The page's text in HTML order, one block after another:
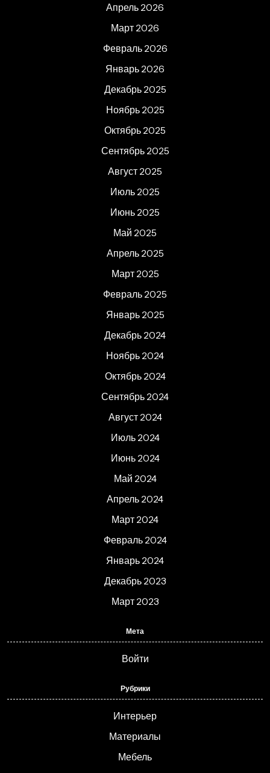
Апрель 2026
Март 2026
Февраль 2026
Январь 2026
Декабрь 2025
Ноябрь 2025
Октябрь 2025
Сентябрь 2025
Август 2025
Июль 2025
Июнь 2025
Май 2025
Апрель 2025
Март 2025
Февраль 2025
Январь 2025
Декабрь 2024
Ноябрь 2024
Октябрь 2024
Сентябрь 2024
Август 2024
Июль 2024
Июнь 2024
Май 2024
Апрель 2024
Март 2024
Февраль 2024
Январь 2024
Декабрь 2023
Март 2023
Мета
Войти
Рубрики
Интерьер
Материалы
Мебель